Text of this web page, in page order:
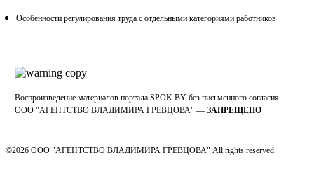
Особенности регулирования труда с отдельными категориями работников
Воспроизведение материалов портала SPOK.BY без письменного согласия
OOO "АГЕНТСТВО ВЛАДИМИРА ГРЕВЦОВА" — ЗАПРЕЩЕНО
©2026 ООО "АГЕНТСТВО ВЛАДИМИРА ГРЕВЦОВА" All rights reserved.